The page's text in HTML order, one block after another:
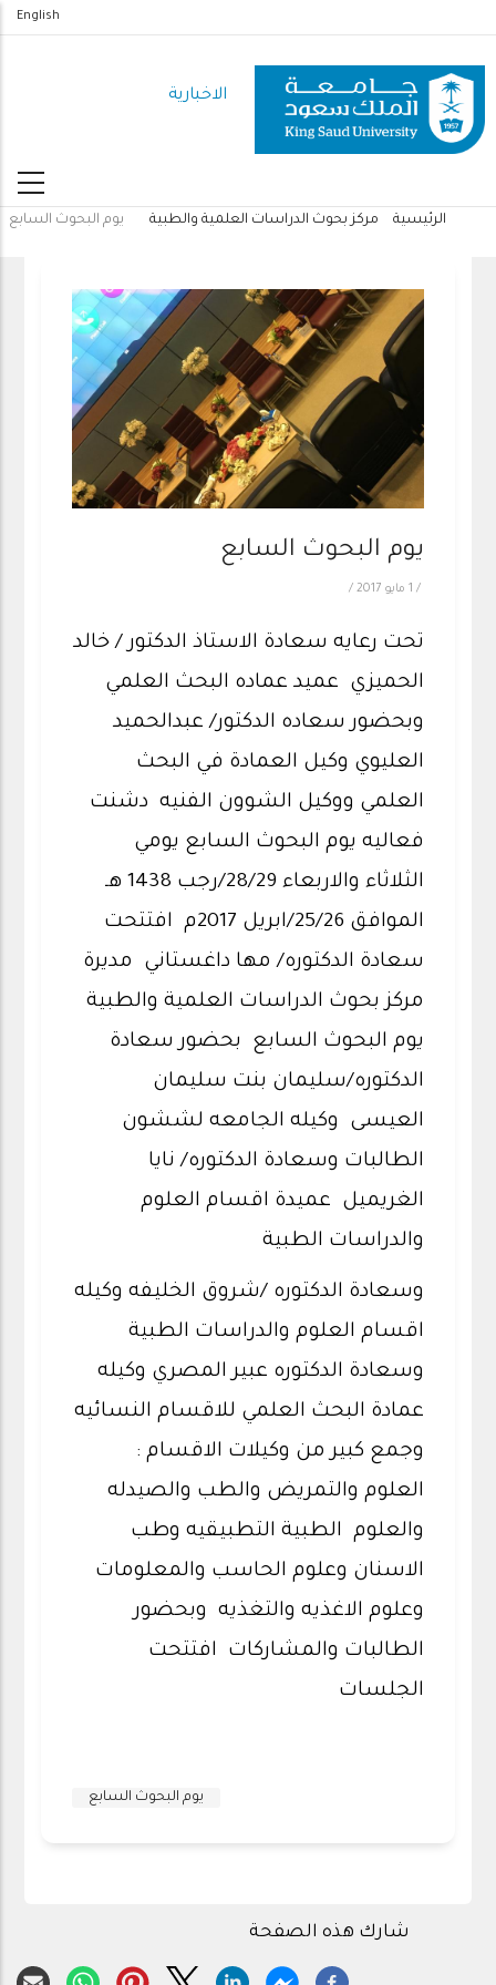
المحتوى
الرئيسي
English
الاخبارية
الرئيسية مركز بحوث الدراسات العلمية والطبية يوم البحوث السابع
يوم البحوث السابع
/ 1 مايو 2017 /
تحت رعايه سعادة الاستاذ الدكتور / خالد
الحميزي عميد عماده البحث العلمي
وبحضور سعاده الدكتور/ عبدالحميد
العليوي وكيل العمادة في البحث
العلمي ووكيل الشوون الفنيه دشنت
فعاليه يوم البحوث السابع يومي
الثلاثاء والاربعاء 28/29/رجب 1438 هـ
الموافق 25/26/ابريل 2017م افتتحت
سعادة الدكتوره/ مها داغستاني مديرة
مركز بحوث الدراسات العلمية والطبية
يوم البحوث السابع بحضور سعادة
الدكتوره/سليمان بنت سليمان
العيسى وكيله الجامعه لششون
الطالبات وسعادة الدكتوره/ نايا
الغريميل عميدة اقسام العلوم
والدراسات الطبية
وسعادة الدكتوره /شروق الخليفه وكيله
اقسام العلوم والدراسات الطبية
وسعادة الدكتوره عبير المصري وكيله
عمادة البحث العلمي للاقسام النسائيه
وجمع كبير من وكيلات الاقسام :
العلوم والتمريض والطب والصيدله
والعلوم الطبية التطبيقيه وطب
الاسنان وعلوم الحاسب والمعلومات
وعلوم الاغذيه والتغذيه وبحضور
الطالبات والمشاركات افتتحت
الجلسات
يوم البحوث السابع
شارك هذه الصفحة